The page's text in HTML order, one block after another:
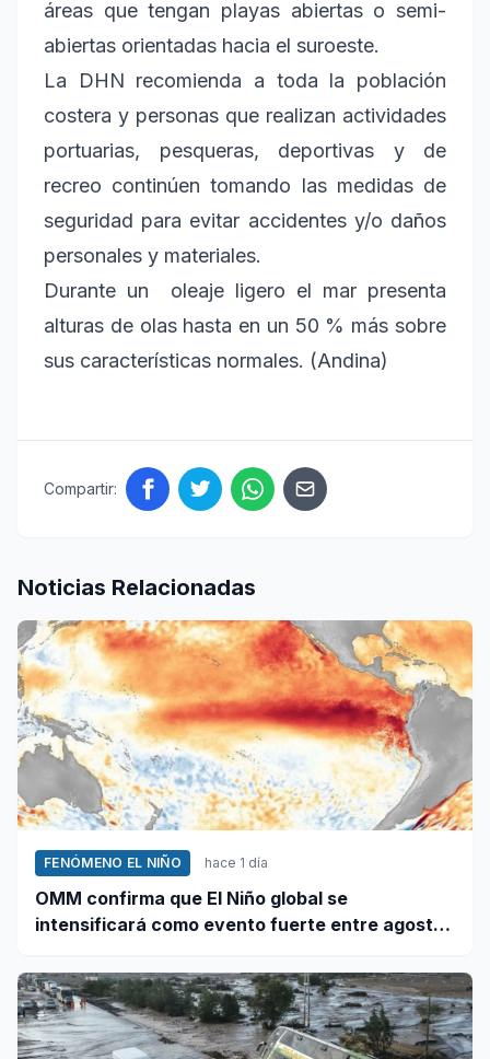
áreas que tengan playas abiertas o semi-
abiertas orientadas hacia el suroeste.
La DHN recomienda a toda la población
costera y personas que realizan actividades
portuarias, pesqueras, deportivas y de
recreo continúen tomando las medidas de
seguridad para evitar accidentes y/o daños
personales y materiales.
Durante un oleaje ligero el mar presenta
alturas de olas hasta en un 50 % más sobre
sus características normales. (Andina)
Compartir:
Noticias Relacionadas
FENÓMENO EL NIÑO hace 1 día
OMM confirma que El Niño global se
intensificará como evento fuerte entre agosto